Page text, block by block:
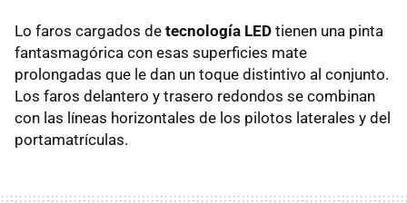
Lo faros cargados de tecnología LED tienen una pinta
fantasmagórica con esas superficies mate
prolongadas que le dan un toque distintivo al conjunto.
Los faros delantero y trasero redondos se combinan
con las líneas horizontales de los pilotos laterales y del
portamatrículas.